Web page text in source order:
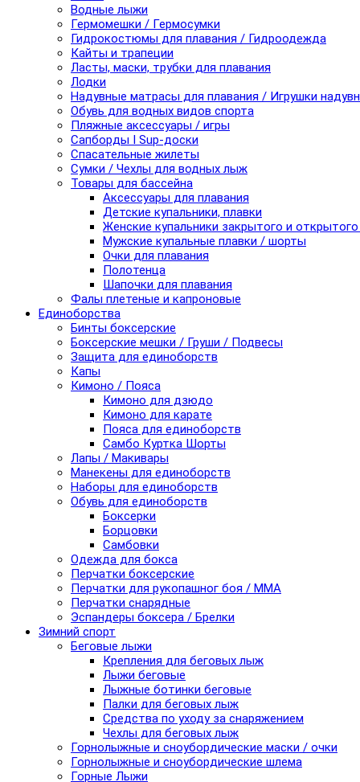
Водные лыжи
Гермомешки / Гермосумки
Гидрокостюмы для плавания / Гидроодежда
Кайты и трапеции
Ласты, маски, трубки для плавания
Лодки
Надувные матрасы для плавания / Игрушки
Обувь для водных видов спорта
Пляжные аксессуары / игры
Сапборды I Sup-доски
Спасательные жилеты
Сумки / Чехлы для водных лыж
Товары для бассейна
Аксессуары для плавания
Детские купальники, плавки
Женские купальники закрытого и
Мужские купальные плавки / шорты
Очки для плавания
Полотенца
Шапочки для плавания
Фалы плетеные и капроновые
Единоборства
Бинты боксерские
Боксерские мешки / Груши / Подвесы
Защита для единоборств
Капы
Кимоно / Пояса
Кимоно для дзюдо
Кимоно для карате
Пояса для единоборств
Самбо Куртка Шорты
Лапы / Макивары
Манекены для единоборств
Наборы для единоборств
Обувь для единоборств
Боксерки
Борцовки
Самбовки
Одежда для бокса
Перчатки боксерские
Перчатки для рукопашног боя / ММА
Перчатки снарядные
Эспандеры боксера / Брелки
Зимний спорт
Беговые лыжи
Крепления для беговых лыж
Лыжи беговые
Лыжные ботинки беговые
Палки для беговых лыж
Средства по уходу за снаряжением
Чехлы для беговых лыж
Горнолыжные и сноубордические маски / очки
Горнолыжные и сноубордические шлема
Горные Лыжи